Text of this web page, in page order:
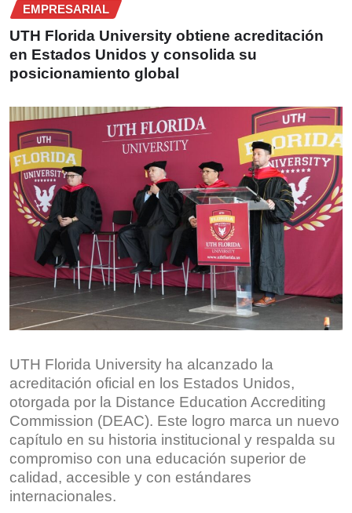
EMPRESARIAL
UTH Florida University obtiene acreditación
en Estados Unidos y consolida su
posicionamiento global
UTH Florida University ha alcanzado la
acreditación oficial en los Estados Unidos,
otorgada por la Distance Education Accrediting
Commission (DEAC). Este logro marca un nuevo
capítulo en su historia institucional y respalda su
compromiso con una educación superior de
calidad, accesible y con estándares
internacionales.